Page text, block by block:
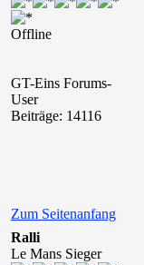
Offline
GT-Eins Forums-
User
Beiträge: 14116
Zum Seitenanfang
Ralli
Le Mans Sieger